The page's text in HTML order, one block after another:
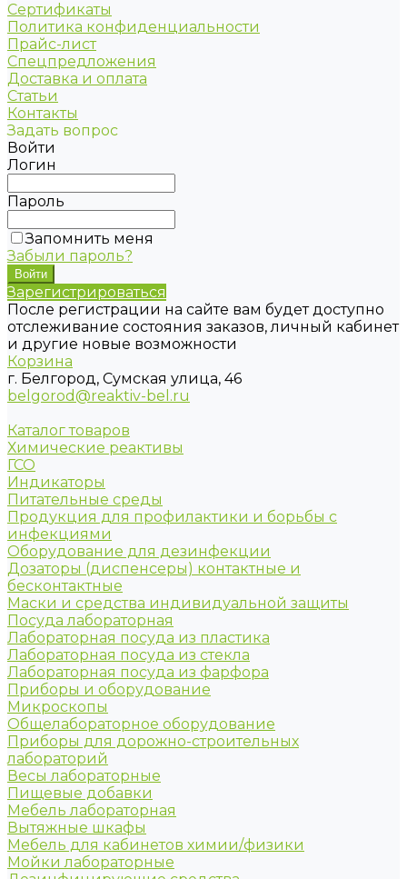
Сертификаты
Политика конфиденциальности
Прайс-лист
Спецпредложения
Доставка и оплата
Статьи
Контакты
Задать вопрос
Войти
Логин
Пароль
Запомнить меня
Забыли пароль?
Зарегистрироваться
После регистрации на сайте вам будет доступно
отслеживание состояния заказов, личный кабинет
и другие новые возможности
Корзина
г. Белгород, Сумская улица, 46
belgorod@reaktiv-bel.ru
Каталог товаров
Химические реактивы
ГСО
Индикаторы
Питательные среды
Продукция для профилактики и борьбы с
инфекциями
Оборудование для дезинфекции
Дозаторы (диспенсеры) контактные и
бесконтактные
Маски и средства индивидуальной защиты
Посуда лабораторная
Лабораторная посуда из пластика
Лабораторная посуда из стекла
Лабораторная посуда из фарфора
Приборы и оборудование
Микроскопы
Общелабораторное оборудование
Приборы для дорожно-строительных
лабораторий
Весы лабораторные
Пищевые добавки
Мебель лабораторная
Вытяжные шкафы
Мебель для кабинетов химии/физики
Мойки лабораторные